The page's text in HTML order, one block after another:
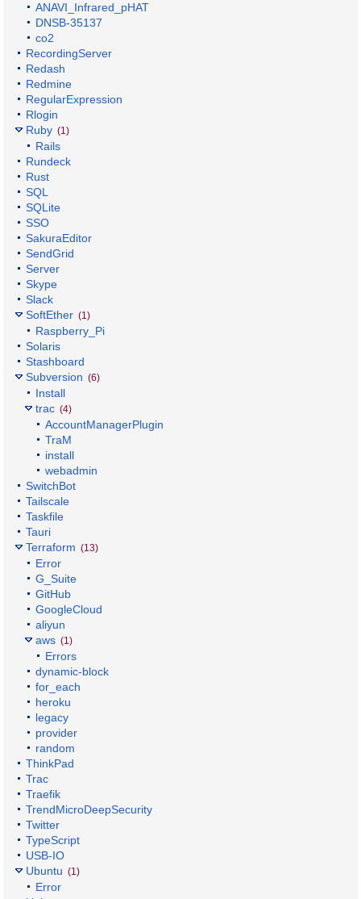
ANAVI_Infrared_pHAT
DNSB-35137
co2
RecordingServer
Redash
Redmine
RegularExpression
Rlogin
Ruby (1)
Rails
Rundeck
Rust
SQL
SQLite
SSO
SakuraEditor
SendGrid
Server
Skype
Slack
SoftEther (1)
Raspberry_Pi
Solaris
Stashboard
Subversion (6)
Install
trac (4)
AccountManagerPlugin
TraM
install
webadmin
SwitchBot
Tailscale
Taskfile
Tauri
Terraform (13)
Error
G_Suite
GitHub
GoogleCloud
aliyun
aws (1)
Errors
dynamic-block
for_each
heroku
legacy
provider
random
ThinkPad
Trac
Traefik
TrendMicroDeepSecurity
Twitter
TypeScript
USB-IO
Ubuntu (1)
Error